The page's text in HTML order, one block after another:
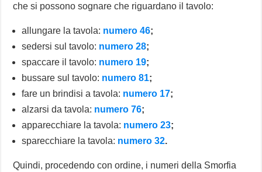
che si possono sognare che riguardano il tavolo:
allungare la tavola: numero 46;
sedersi sul tavolo: numero 28;
spaccare il tavolo: numero 19;
bussare sul tavolo: numero 81;
fare un brindisi a tavola: numero 17;
alzarsi da tavola: numero 76;
apparecchiare la tavola: numero 23;
sparecchiare la tavola: numero 32.
Quindi, procedendo con ordine, i numeri della Smorfia